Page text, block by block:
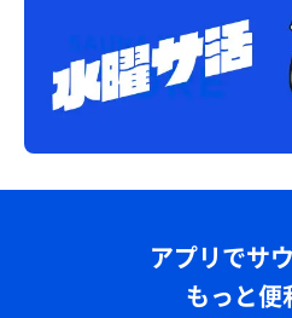
アプリでサ
もっと便